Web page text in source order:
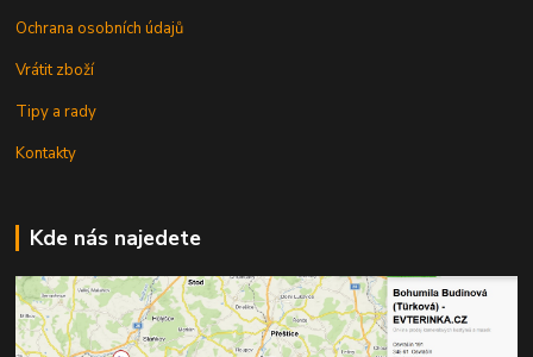
Ochrana osobních údajů
Vrátit zboží
Tipy a rady
Kontakty
Kde nás najedete